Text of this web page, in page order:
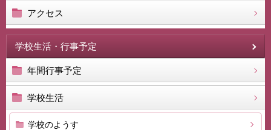
アクセス
学校生活・行事予定
年間行事予定
学校生活
学校のようす